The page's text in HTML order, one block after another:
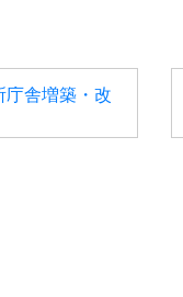
庁舎増築・改